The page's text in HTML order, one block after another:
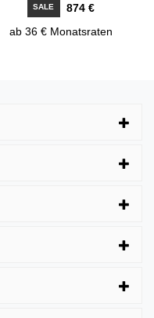
SALE
874 €
ab 36 € Monatsraten